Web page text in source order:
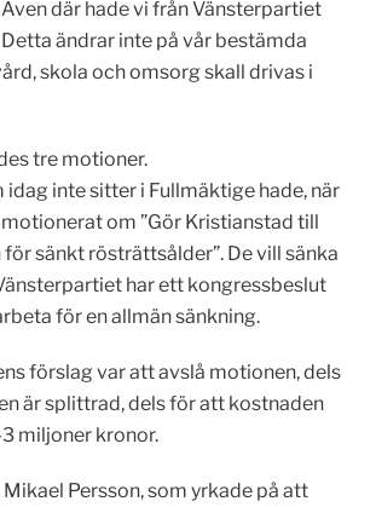
där hade vi från Vänsterpartiet
ändrar inte på vår bestämda
skola och omsorg skall drivas i
tre motioner.
inte sitter i Fullmäktige hade, när
om ”Gör Kristianstad till
sänkt rösträttsålder”. De vill sänka
har ett kongressbeslut
för en allmän sänkning.
förslag var att avslå motionen, dels
är splittrad, dels för att kostnaden
miljoner kronor.
Mikael Persson, som yrkade på att